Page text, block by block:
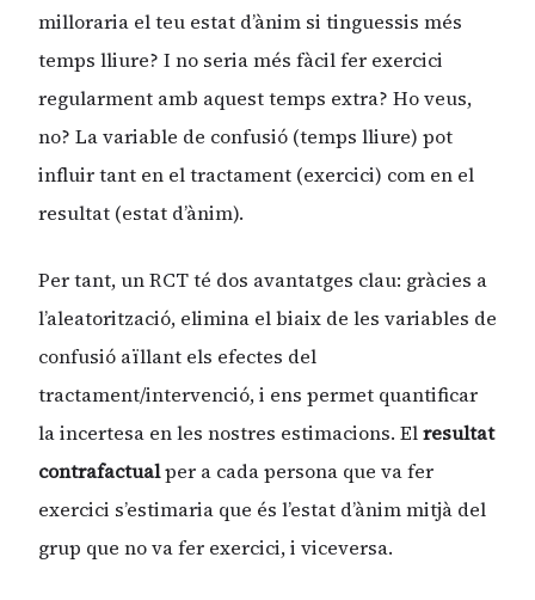
milloraria el teu estat d’ànim si tinguessis més
temps lliure? I no seria més fàcil fer exercici
regularment amb aquest temps extra? Ho veus,
no? La variable de confusió (temps lliure) pot
influir tant en el tractament (exercici) com en el
resultat (estat d’ànim).
Per tant, un RCT té dos avantatges clau: gràcies a
l’aleatorització, elimina el biaix de les variables de
confusió aïllant els efectes del
tractament/intervenció, i ens permet quantificar
la incertesa en les nostres estimacions. Elresultat
contrafactualper a cada persona que va fer
exercici s’estimaria que és l’estat d’ànim mitjà del
grup que no va fer exercici, i viceversa.